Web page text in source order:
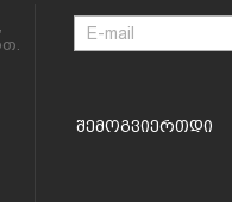
Შემოგვიერთდი